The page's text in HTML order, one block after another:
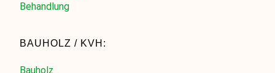
Behandlung
BAUHOLZ / KVH:
Bauholz